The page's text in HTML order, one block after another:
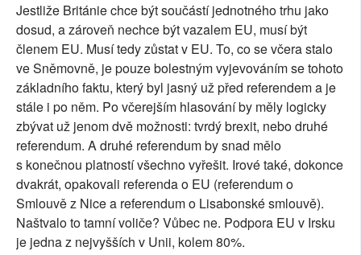
Jestliže Británie chce být součástí jednotného trhu jako
dosud, a zároveň nechce být vazalem EU, musí být
členem EU. Musí tedy zůstat v EU. To, co se včera stalo
ve Sněmovně, je pouze bolestným vyjevováním se tohoto
základního faktu, který byl jasný už před referendem a je
stále i po něm. Po včerejším hlasování by měly logicky
zbývat už jenom dvě možnosti: tvrdý brexit, nebo druhé
referendum. A druhé referendum by snad mělo
s konečnou platností všechno vyřešit. Irové také, dokonce
dvakrát, opakovali referenda o EU (referendum o
Smlouvě z Nice a referendum o Lisabonské smlouvě).
Naštvalo to tamní voliče? Vůbec ne. Podpora EU v Irsku
je jedna z nejvyšších v Unii, kolem 80%.